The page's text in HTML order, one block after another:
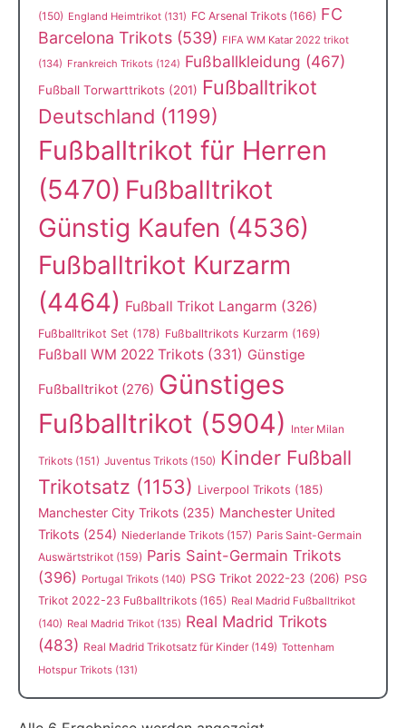
(150) England Heimtrikot (131) FC Arsenal Trikots (166) FC
Barcelona Trikots (539) FIFA WM Katar 2022 trikot
(134) Frankreich Trikots (124) Fußballkleidung (467)
Fußball Torwarttrikots (201) Fußballtrikot
Deutschland (1199)
Fußballtrikot für Herren
(5470) Fußballtrikot
Günstig Kaufen (4536)
Fußballtrikot Kurzarm
(4464) Fußball Trikot Langarm (326)
Fußballtrikot Set (178) Fußballtrikots Kurzarm (169)
Fußball WM 2022 Trikots (331) Günstige
Fußballtrikot (276) Günstiges
Fußballtrikot (5904) Inter Milan
Trikots (151) Juventus Trikots (150) Kinder Fußball
Trikotsatz (1153) Liverpool Trikots (185)
Manchester City Trikots (235) Manchester United
Trikots (254) Niederlande Trikots (157) Paris Saint-Germain
Auswärtstrikot (159) Paris Saint-Germain Trikots
(396) Portugal Trikots (140) PSG Trikot 2022-23 (206) PSG
Trikot 2022-23 Fußballtrikots (165) Real Madrid Fußballtrikot
(140) Real Madrid Trikot (135) Real Madrid Trikots
(483) Real Madrid Trikotsatz für Kinder (149) Tottenham
Hotspur Trikots (131)